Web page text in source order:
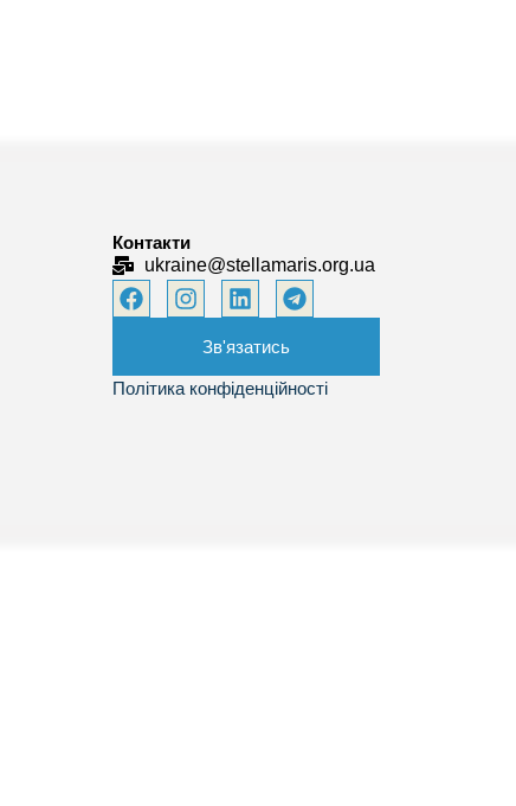
Контакти
ukraine@stellamaris.org.ua
Зв'язатись
Політика конфіденційності